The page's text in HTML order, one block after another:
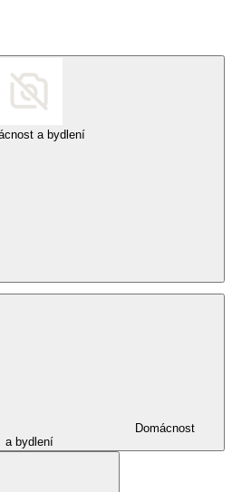
a bydlení
Domácnost
a bydlení